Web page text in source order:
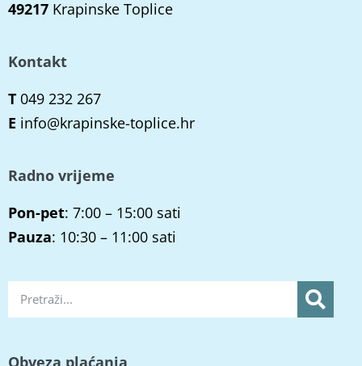
49217 Krapinske Toplice
Kontakt
T 049 232 267
E info@krapinske-toplice.hr
Radno vrijeme
Pon-pet: 7:00 – 15:00 sati
Pauza: 10:30 – 11:00 sati
Obveza plaćanja